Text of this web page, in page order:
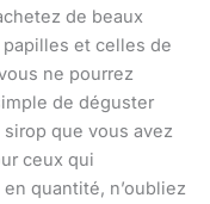
de beaux
et celles de
ne pourrez
de déguster
que vous avez
ceux qui
quantité, n’oubliez